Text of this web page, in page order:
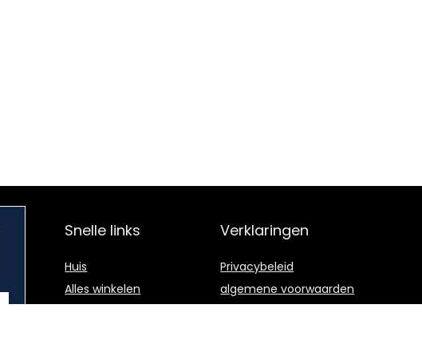
Snelle links
Huis
Alles winkelen
Verklaringen
Privacybeleid
algemene voorwaarden